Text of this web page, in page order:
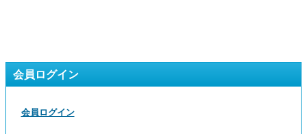
会員ログイン
会員ログイン